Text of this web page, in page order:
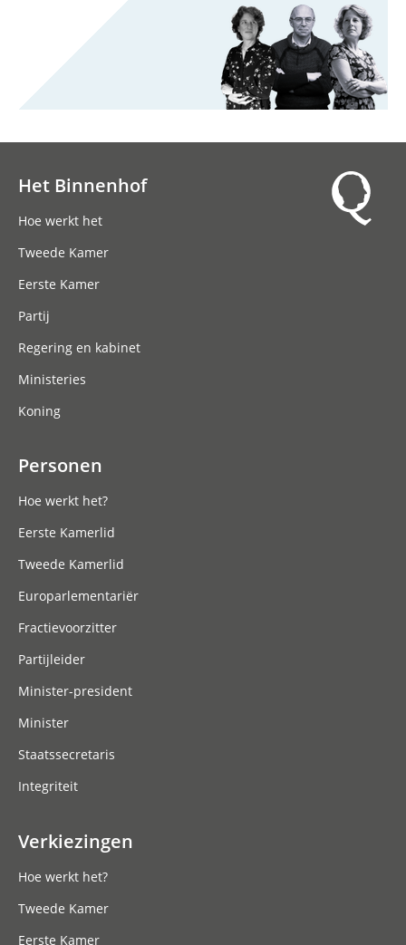
Het Binnenhof
Hoe werkt het
Tweede Kamer
Eerste Kamer
Partij
Regering en kabinet
Ministeries
Koning
Personen
Hoe werkt het?
Eerste Kamerlid
Tweede Kamerlid
Europarlementariër
Fractievoorzitter
Partijleider
Minister-president
Minister
Staatssecretaris
Integriteit
Verkiezingen
Hoe werkt het?
Tweede Kamer
Eerste Kamer